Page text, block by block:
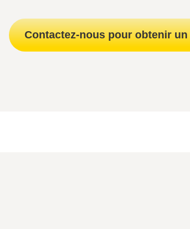
Contactez-nous pour obtenir